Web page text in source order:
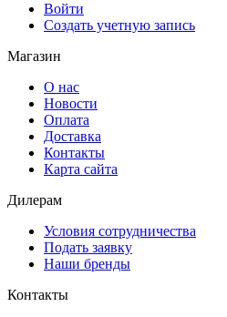
Войти
Создать учетную запись
Магазин
О нас
Новости
Оплата
Доставка
Контакты
Карта сайта
Дилерам
Условия сотрудничества
Подать заявку
Наши бренды
Контакты